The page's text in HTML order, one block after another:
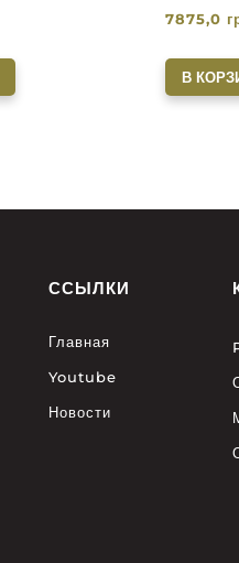
7875,0
В
ССЫЛКИ
Главная
Youtube
Новости